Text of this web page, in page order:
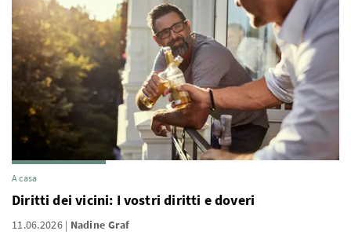
A casa
Diritti dei vicini: I vostri diritti e doveri
11.06.2026 Nadine Graf